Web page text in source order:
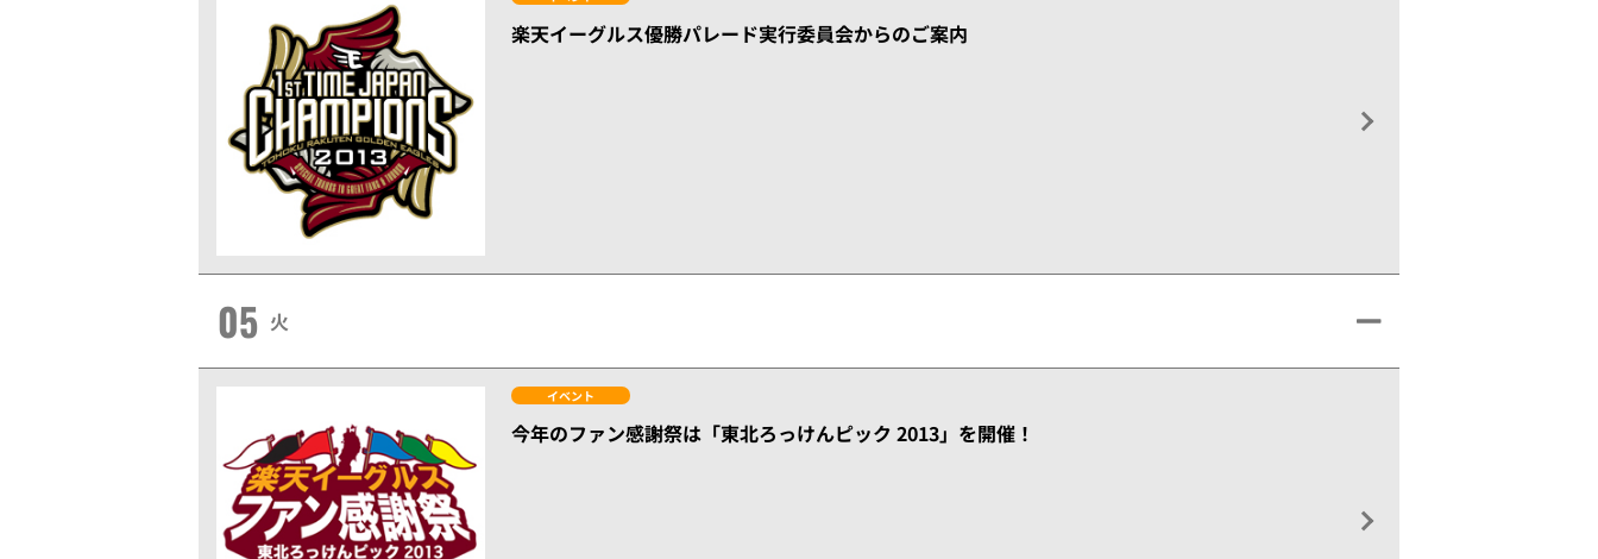
楽天イーグルス優勝パレード実行委員会からのご案内
05 火
イベント
今年のファン感謝祭は「東北ろっけんピック 2013」を開催！